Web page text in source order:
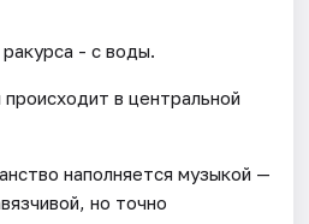
- с воды.
происходит в центральной
наполняется музыкой —
но точно